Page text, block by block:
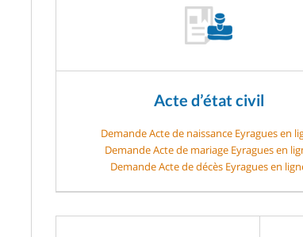
Acte d’état civil
Demande Acte de naissance Eyragues en
Demande Acte de mariage Eyragues en
Demande Acte de décès Eyragues en